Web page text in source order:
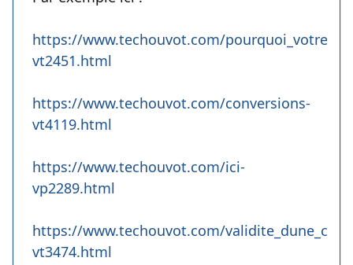
https://www.techouvot.com/
vt2451.html
https://www.techouvot.com/conversions-
vt4119.html
https://www.techouvot.com/ici-
vp2289.html
https://www.techouvot.com/
vt3474.html